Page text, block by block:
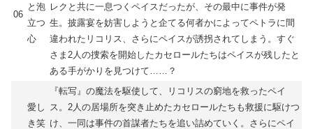
06
と泡
立つ
心
レクと共に一息つくペイスだったが、その最中に事件が発
生。披露宴を妨害しようと企てる何者かによってペトラに間
違われたリコリス、さらにペイスが誘拐されてしまう。すぐ
さま2人の捜索を開始したカセロールたちはペイスが残したと
ある手がかりを見つけて……？
愛し
き笑
『転写』の魔法を駆使して、リコリスの窮地を救ったペイ
ス。2人の居場所を突き止めたカセロールたちも救援に駆けつ
け、一同は事件の首謀者たちを追い詰めていく。さらにペイ